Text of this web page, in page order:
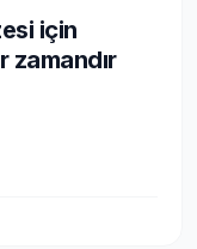
için
zamandır